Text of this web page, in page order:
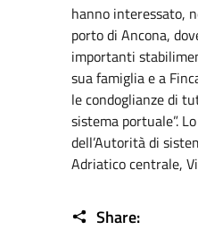
hanno interessato,
porto di Ancona,
importanti
sua famiglia e a
le condoglianze di
sistema portuale”.
dell’Autorità di
Adriatico centrale,
Share: